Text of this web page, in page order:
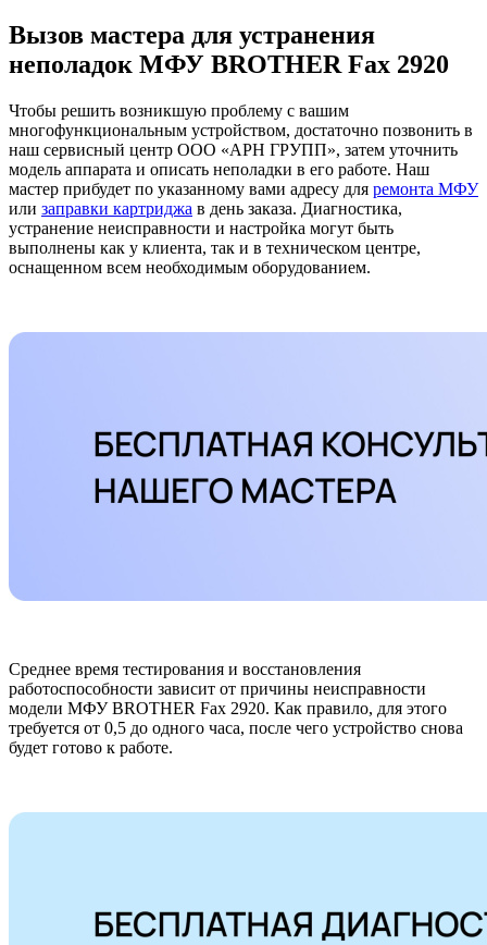
Вызов мастера для устранения
неполадок МФУ BROTHER Fax 2920
Чтобы решить возникшую проблему с вашим
многофункциональным устройством, достаточно позвонить в
наш сервисный центр ООО «АРН ГРУПП», затем уточнить
модель аппарата и описать неполадки в его работе. Наш
мастер прибудет по указанному вами адресу для ремонта МФУ
или заправки картриджа в день заказа. Диагностика,
устранение неисправности и настройка могут быть
выполнены как у клиента, так и в техническом центре,
оснащенном всем необходимым оборудованием.
Среднее время тестирования и восстановления
работоспособности зависит от причины неисправности
модели МФУ BROTHER Fax 2920. Как правило, для этого
требуется от 0,5 до одного часа, после чего устройство снова
будет готово к работе.